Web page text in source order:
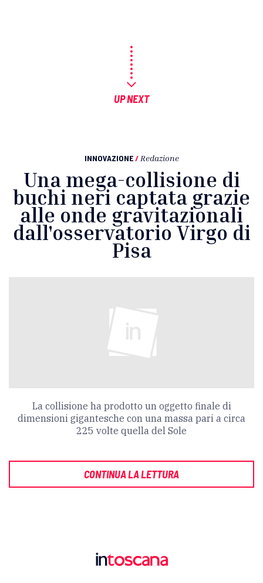
UP NEXT
INNOVAZIONE / Redazione
Una mega-collisione di
buchi neri captata grazie
alle onde gravitazionali
dall'osservatorio Virgo di
Pisa
La collisione ha prodotto un oggetto finale di
dimensioni gigantesche con una massa pari a circa
225 volte quella del Sole
CONTINUA LA LETTURA